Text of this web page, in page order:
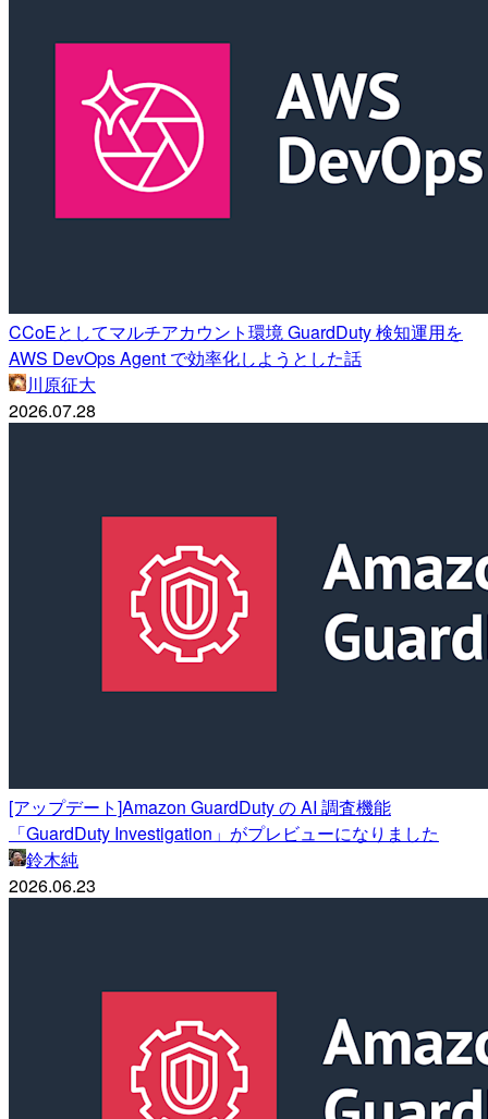
CCoEとしてマルチアカウント環境 GuardDuty 検知運用を
AWS DevOps Agent で効率化しようとした話
川原征大
2026.07.28
[アップデート]Amazon GuardDuty の AI 調査機能
「GuardDuty Investigation」がプレビューになりました
鈴木純
2026.06.23